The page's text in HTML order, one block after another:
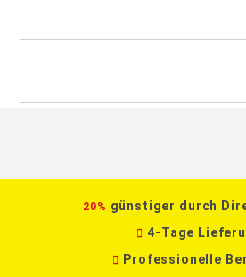
20% günstiger durch
4-Tage
Professionelle